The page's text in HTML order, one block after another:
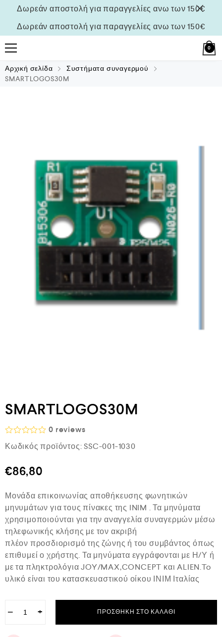
Δωρεάν αποστολή για παραγγελίες ανω των 150€
Δωρεάν αποστολή για παραγγελίες ανω των 150€
0
Αρχική σελίδα
Συστήματα συναγερμού
SMARTLOGOS30M
SMARTLOGOS30M
Β
α
μ
ο
γ
ή
θ
η
κ
ε
μ
ε
α
π
0 reviews
Κωδικός προϊόντος: SSC-001-1030
€86,80
Μονάδα επικοινωνίας αποθήκευσης φωνητικών
μηνυμάτων για τους πίνακες της INIM . Τα μηνύματα
χρησιμοποιούνται για την αναγγελία συναγερμών μέσω
τηλεφωνικής κλήσης με τον ακριβή
πλέον προσδιορισμό της ζώνης ή του συμβάντος όπως
επιθυμεί ο χρήστης. Τα μηνύματα εγγράφονται με Η/Υ ή
με τα πληκτρολόγια JOY/MAX,CONCEPT και ALIEN.To
υλικό είναι του κατασκευαστικού οίκου ΙΝΙΜ Ιταλίας
− + ΠΡΟΣΘΉΚΗ ΣΤΟ ΚΑΛΆΘΙ